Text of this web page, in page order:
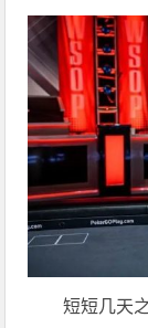
短短几天